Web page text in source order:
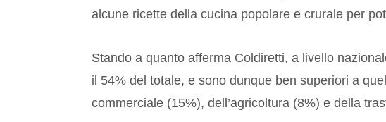
alcune ricette della cucina popolare e crurale per
Stando a quanto afferma Coldiretti, a livello
il 54% del totale, e sono dunque ben superiori a
commerciale (15%), dell’agricoltura (8%) e della